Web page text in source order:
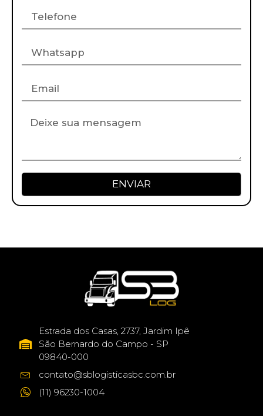
ENVIAR
Estrada dos Casas, 2737, Jardim Ipê
São Bernardo do Campo - SP
09840-000
contato@sblogisticasbc.com.br
(11) 96230-1004